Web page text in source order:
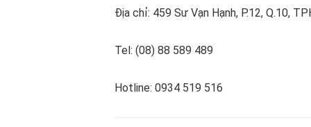
Địa chỉ: 459 Sư Vạn Hạnh, P.12, Q.10,
Tel: (08) 88 589 489
Hotline: 0934 519 516